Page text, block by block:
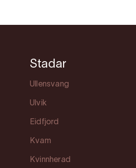
Stadar
Ullensvang
Ulvik
Eidfjord
Kvam
Kvinnherad